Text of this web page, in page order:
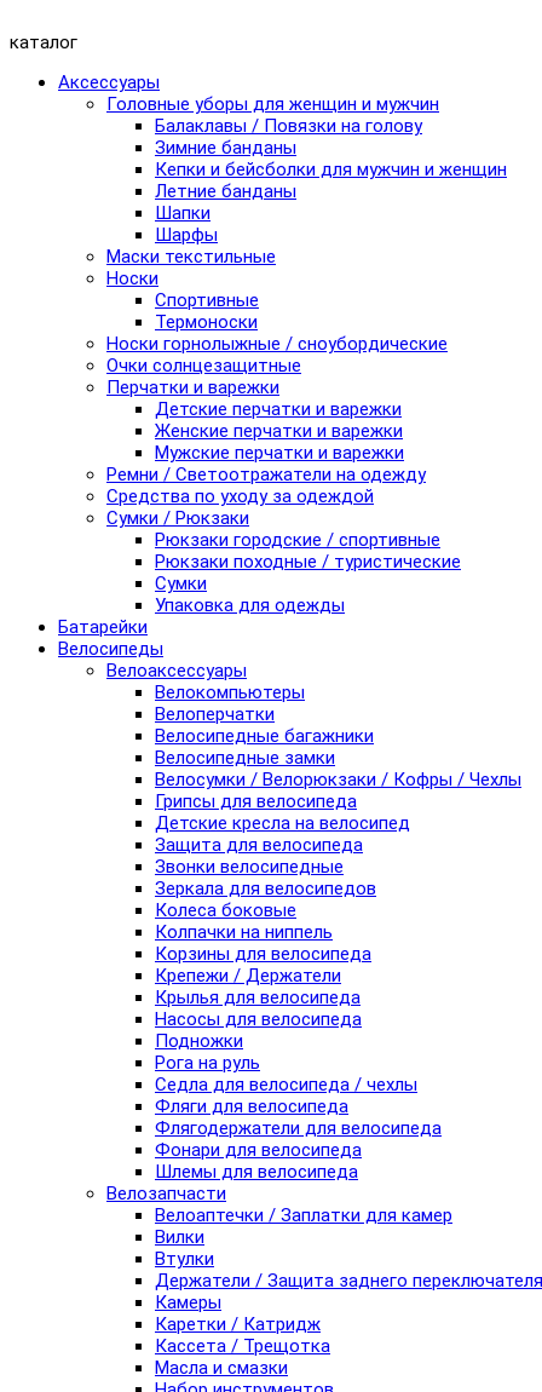
каталог
Аксессуары
Головные уборы для женщин и мужчин
Балаклавы / Повязки на голову
Зимние банданы
Кепки и бейсболки для мужчин и женщин
Летние банданы
Шапки
Шарфы
Маски текстильные
Носки
Спортивные
Термоноски
Носки горнолыжные / сноубордические
Очки солнцезащитные
Перчатки и варежки
Детские перчатки и варежки
Женские перчатки и варежки
Мужские перчатки и варежки
Ремни / Светоотражатели на одежду
Средства по уходу за одеждой
Сумки / Рюкзаки
Рюкзаки городские / спортивные
Рюкзаки походные / туристические
Сумки
Упаковка для одежды
Батарейки
Велосипеды
Велоаксессуары
Велокомпьютеры
Велоперчатки
Велосипедные багажники
Велосипедные замки
Велосумки / Велорюкзаки / Кофры / Чехлы
Грипсы для велосипеда
Детские кресла на велосипед
Защита для велосипеда
Звонки велосипедные
Зеркала для велосипедов
Колеса боковые
Колпачки на ниппель
Корзины для велосипеда
Крепежи / Держатели
Крылья для велосипеда
Насосы для велосипеда
Подножки
Рога на руль
Седла для велосипеда / чехлы
Фляги для велосипеда
Флягодержатели для велосипеда
Фонари для велосипеда
Шлемы для велосипеда
Велозапчасти
Велоаптечки / Заплатки для камер
Вилки
Втулки
Держатели / Защита заднего переключателя
Камеры
Каретки / Катридж
Кассета / Трещотка
Масла и смазки